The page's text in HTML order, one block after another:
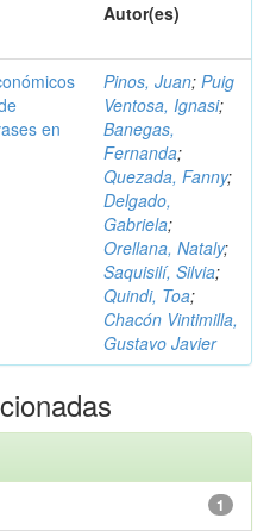
Autor(es)
en
Pinos, Juan; Puig
Ventosa, Ignasi;
Banegas,
Fernanda;
Quezada, Fanny;
Delgado,
Gabriela;
Orellana, Nataly;
Saquisilí, Silvia;
Quindi, Toa;
Chacón Vintimilla,
Gustavo Javier
1